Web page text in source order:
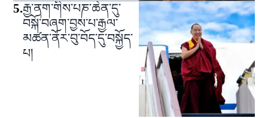
5.རྒྱ་ནག་གིས་པཎ་ཆེན་དུ་
བསྐོ་བཞག་བྱས་པ་རྒྱལ་
མཚན་ནོར་བུ་བོད་དུ་བསྐྱོད་
པ།